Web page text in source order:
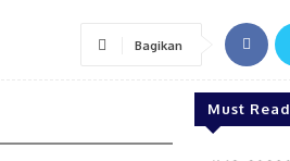
Bagikan
Must Read